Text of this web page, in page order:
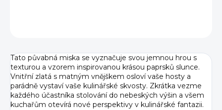
Tato půvabná miska se vyznačuje svou jemnou hrou s
texturou a vzorem inspirovanou krásou paprsků slunce.
Vnitřní zlatá s matným vnějškem osloví vaše hosty a
parádně vystaví vaše kulinářské skvosty. Zkrátka vezme
každého účastníka stolování do nebeských výšin a všem
kuchařům otevírá nové perspektivy v kulinářské fantazii.